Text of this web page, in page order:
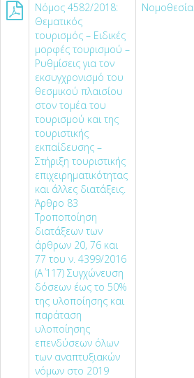
Nόμος 4582/2018:
Θεματικός
τουρισμός – Ειδικές
μορφές τουρισμού –
Ρυθμίσεις για τον
εκσυγχρονισμό του
θεσμικού πλαισίου
στον τομέα του
τουρισμού και της
τουριστικής
εκπαίδευσης –
Στήριξη τουριστικής
επιχειρηματικότητας
και άλλες διατάξεις.
Άρθρο 83
Τροποποίηση
διατάξεων των
άρθρων 20, 76 και
77 του ν. 4399/2016
(Α΄ 117) Συγχώνευση
δόσεων έως το 50%
της υλοποίησης και
παράταση
υλοποίησης
επενδύσεων όλων
των αναπτυξιακών
νόμων στο 2019
Νομοθεσία